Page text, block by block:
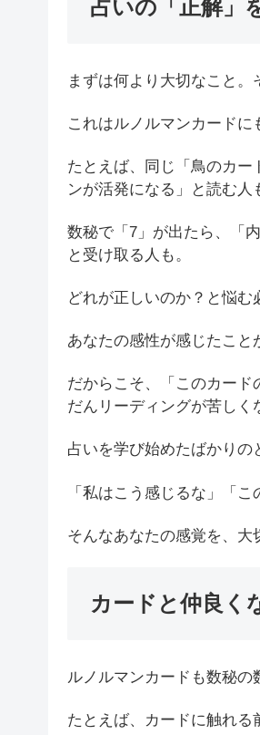
占いの「正解」
まずは何より大切なこと。
これはルノルマンカードに
たとえば、同じ「鳥のカー
ンが活発になる」と読む人
数秘で「7」が出たら、「
と受け取る人も。
どれが正しいのか？と悩む
あなたの感性が感じたこと
だからこそ、「このカー
だんリーディングが苦しく
占いを学び始めたばかりの
「私はこう感じるな」「
そんなあなたの感覚を、大
カードと仲良く
ルノルマンカードも数秘の
たとえば、カードに触れる